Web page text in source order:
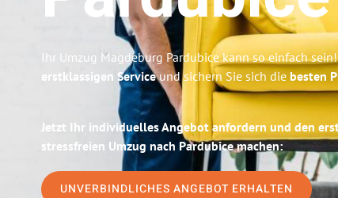
Ihr Umzug Magdeburg Pardubice kann so einfach
erstklassigen Serviceund sichern Sie sich die besten
Jetzt Ihr individuelles Angebot anfordern und den
stressfreien Umzug nach Pardubice machen:
UNVERBINDLICHES ANGEBOT ERHALTEN